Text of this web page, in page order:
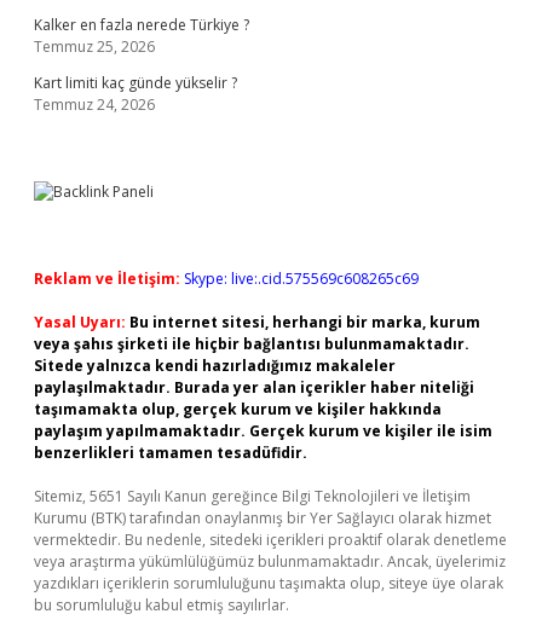
Kalker en fazla nerede Türkiye ?
Temmuz 25, 2026
Kart limiti kaç günde yükselir ?
Temmuz 24, 2026
Reklam ve İletişim: Skype: live:.cid.575569c608265c69
Yasal Uyarı: Bu internet sitesi, herhangi bir marka, kurum
veya şahıs şirketi ile hiçbir bağlantısı bulunmamaktadır.
Sitede yalnızca kendi hazırladığımız makaleler
paylaşılmaktadır. Burada yer alan içerikler haber niteliği
taşımamakta olup, gerçek kurum ve kişiler hakkında
paylaşım yapılmamaktadır. Gerçek kurum ve kişiler ile isim
benzerlikleri tamamen tesadüfidir.
Sitemiz, 5651 Sayılı Kanun gereğince Bilgi Teknolojileri ve İletişim
Kurumu (BTK) tarafından onaylanmış bir Yer Sağlayıcı olarak hizmet
vermektedir. Bu nedenle, sitedeki içerikleri proaktif olarak denetleme
veya araştırma yükümlülüğümüz bulunmamaktadır. Ancak, üyelerimiz
yazdıkları içeriklerin sorumluluğunu taşımakta olup, siteye üye olarak
bu sorumluluğu kabul etmiş sayılırlar.